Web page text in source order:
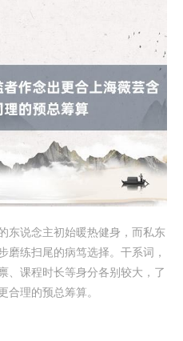
东说念主初始暖热健身，而私东
磨练扫尾的病笃选择。干系词，
、课程时长等身分各别较大，了
合理的预总筹算。